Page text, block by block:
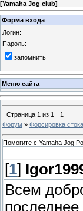
[Yamaha Jog club]
Форма входа
Логин:
Пароль:
запомнить
Меню сайта
Страница 1 из 1
1
Форум » Форсировка
Помогите с Yamaha Jog
[1]
Всем
последнее